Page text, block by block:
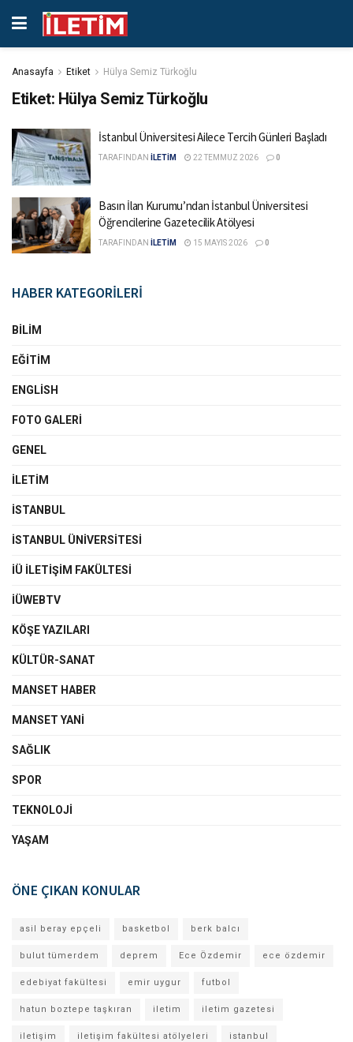
Anasayfa Etiket Hülya Semiz Türkoğlu
Etiket: Hülya Semiz Türkoğlu
İstanbul Üniversitesi Ailece Tercih Günleri Başladı
TARAFINDAN İLETİM 22 TEMMUZ 2026 0
Basın İlan Kurumu’ndan İstanbul Üniversitesi
Öğrencilerine Gazetecilik Atölyesi
TARAFINDAN İLETİM 15 MAYIS 2026 0
HABER KATEGORİLERİ
BILIM
EĞITIM
ENGLISH
FOTO GALERI
GENEL
İLETIM
İSTANBUL
İSTANBUL ÜNIVERSITESI
İÜ İLETIŞIM FAKÜLTESI
İÜWEBTV
KÖŞE YAZILARI
KÜLTÜR-SANAT
MANSET HABER
MANSET YANI
SAĞLIK
SPOR
TEKNOLOJI
YAŞAM
ÖNE ÇIKAN KONULAR
asil beray epçeli basketbol berk balcı
bulut tümerdem deprem Ece Özdemir ece özdemir
edebiyat fakültesi emir uygur futbol
hatun boztepe taşkıran iletim iletim gazetesi
iletişim iletişim fakültesi atölyeleri istanbul